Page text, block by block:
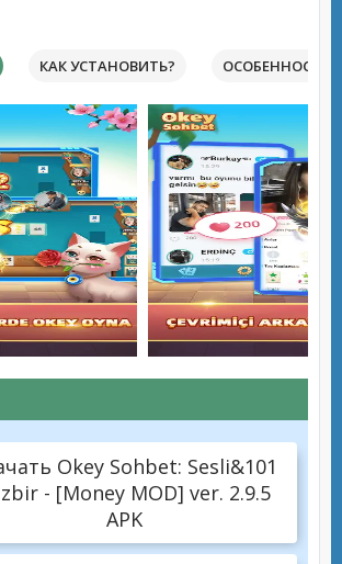
КАК УСТАНОВИТЬ? ОСОБЕННОСТИ
Okey Sohbet: Sesli&101
- [Money MOD] ver. 2.9.5
APK